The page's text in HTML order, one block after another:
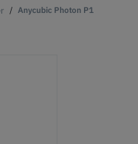
Anycubic Photon P1